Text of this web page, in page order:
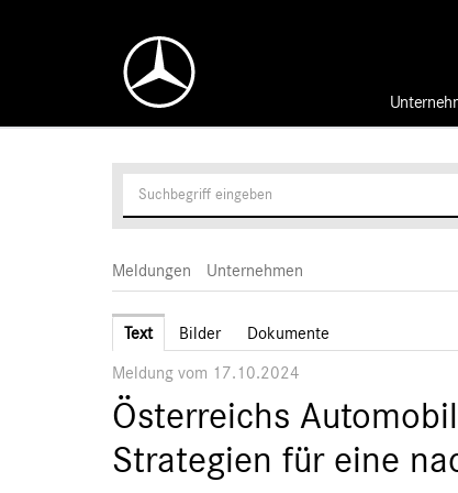
Meldungen Unternehmen
Text Bilder Dokumente
Meldung vom 17.10.2024
Österreichs
Strategien für eine